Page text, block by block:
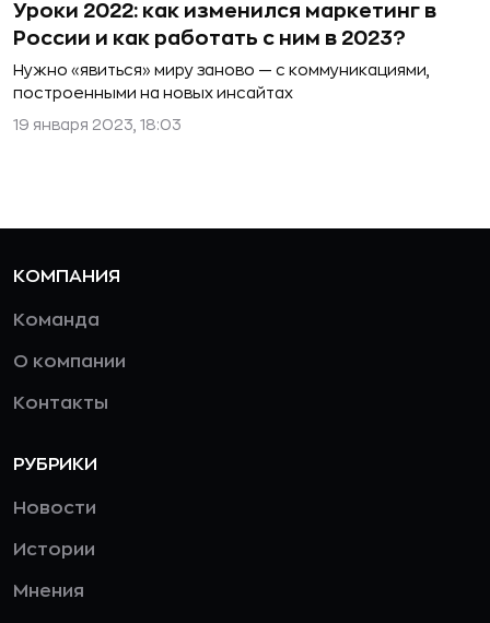
Уроки 2022: как изменился маркетинг в
России и как работать с ним в 2023?
Нужно «явиться» миру заново — с коммуникациями,
построенными на новых инсайтах
19 января 2023, 18:03
КОМПАНИЯ
Команда
О компании
Контакты
РУБРИКИ
Новости
Истории
Мнения